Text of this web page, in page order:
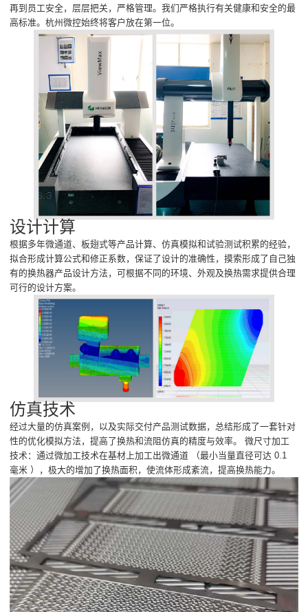
再到员工安全，层层把关，严格管理。我们严格执行有关健康和安全的最
高标准。杭州微控始终将客户放在第一位。
设计计算
根据多年微通道、板翅式等产品计算、仿真模拟和试验测试积累的经验，
拟合形成计算公式和修正系数，保证了设计的准确性，摸索形成了自己独
有的换热器产品设计方法，可根据不同的环境、外观及换热需求提供合理
可行的设计方案。
仿真技术
经过大量的仿真案例，以及实际交付产品测试数据，总结形成了一套针对
性的优化模拟方法，提高了换热和流阻仿真的精度与效率。 微尺寸加工
技术：通过微加工技术在基材上加工出微通道 （最小当量直径可达 0.1
毫米 ），极大的增加了换热面积，使流体形成紊流，提高换热能力。